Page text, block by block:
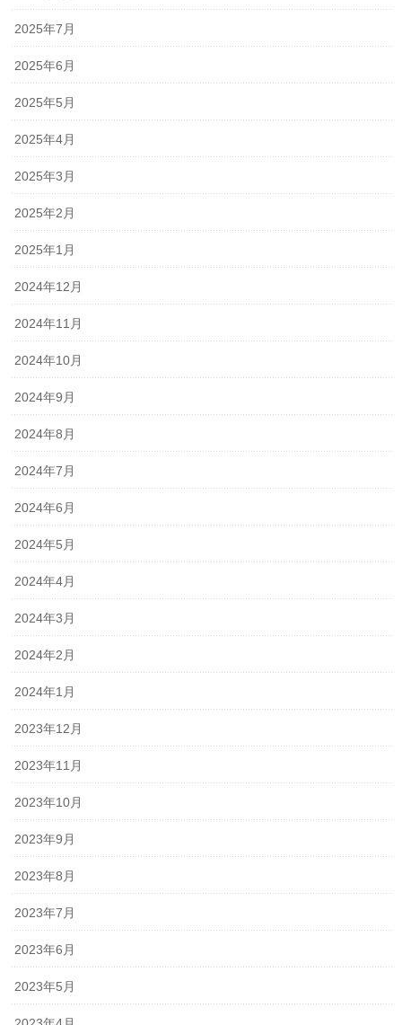
2025年7月
2025年6月
2025年5月
2025年4月
2025年3月
2025年2月
2025年1月
2024年12月
2024年11月
2024年10月
2024年9月
2024年8月
2024年7月
2024年6月
2024年5月
2024年4月
2024年3月
2024年2月
2024年1月
2023年12月
2023年11月
2023年10月
2023年9月
2023年8月
2023年7月
2023年6月
2023年5月